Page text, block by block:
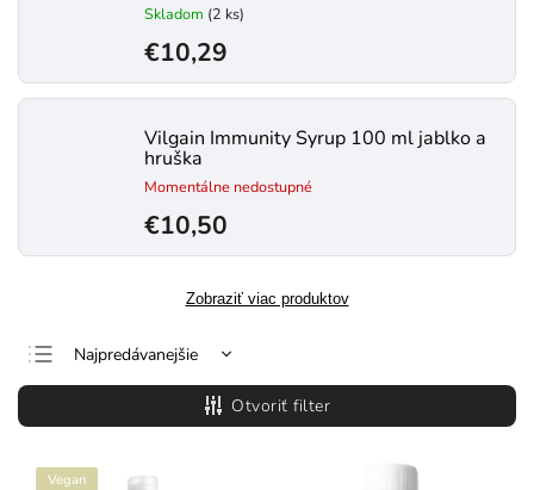
Skladom (2 ks)
€10,29
Vilgain Immunity Syrup 100 ml jablko a
hruška
Momentálne nedostupné
€10,50
Zobraziť viac produktov
Najpredávanejšie
Najlacnejšie
Najdrahšie
Abecedne
Otvoriť filter
Vegan